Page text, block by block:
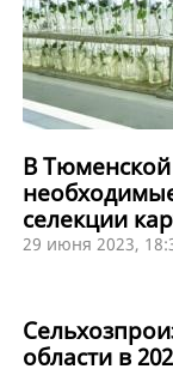
В Тюменской
селекции
29 июня 2023,
области в